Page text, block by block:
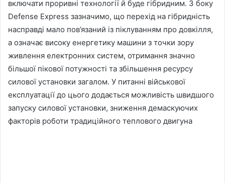
включати проривні технології й буде гібридним. З боку
Defense Express зазначимо, що перехід на гібридність
насправді мало пов’язаний із піклуванням про довкілля,
а означає високу енергетику машини з точки зору
живлення електронних систем, отримання значно
більшої пікової потужності та збільшення ресурсу
силової установки загалом. У питанні військової
експлуатації до цього додається можливість швидшого
запуску силової установки, зниження демаскуючих
факторів роботи традиційного теплового двигуна